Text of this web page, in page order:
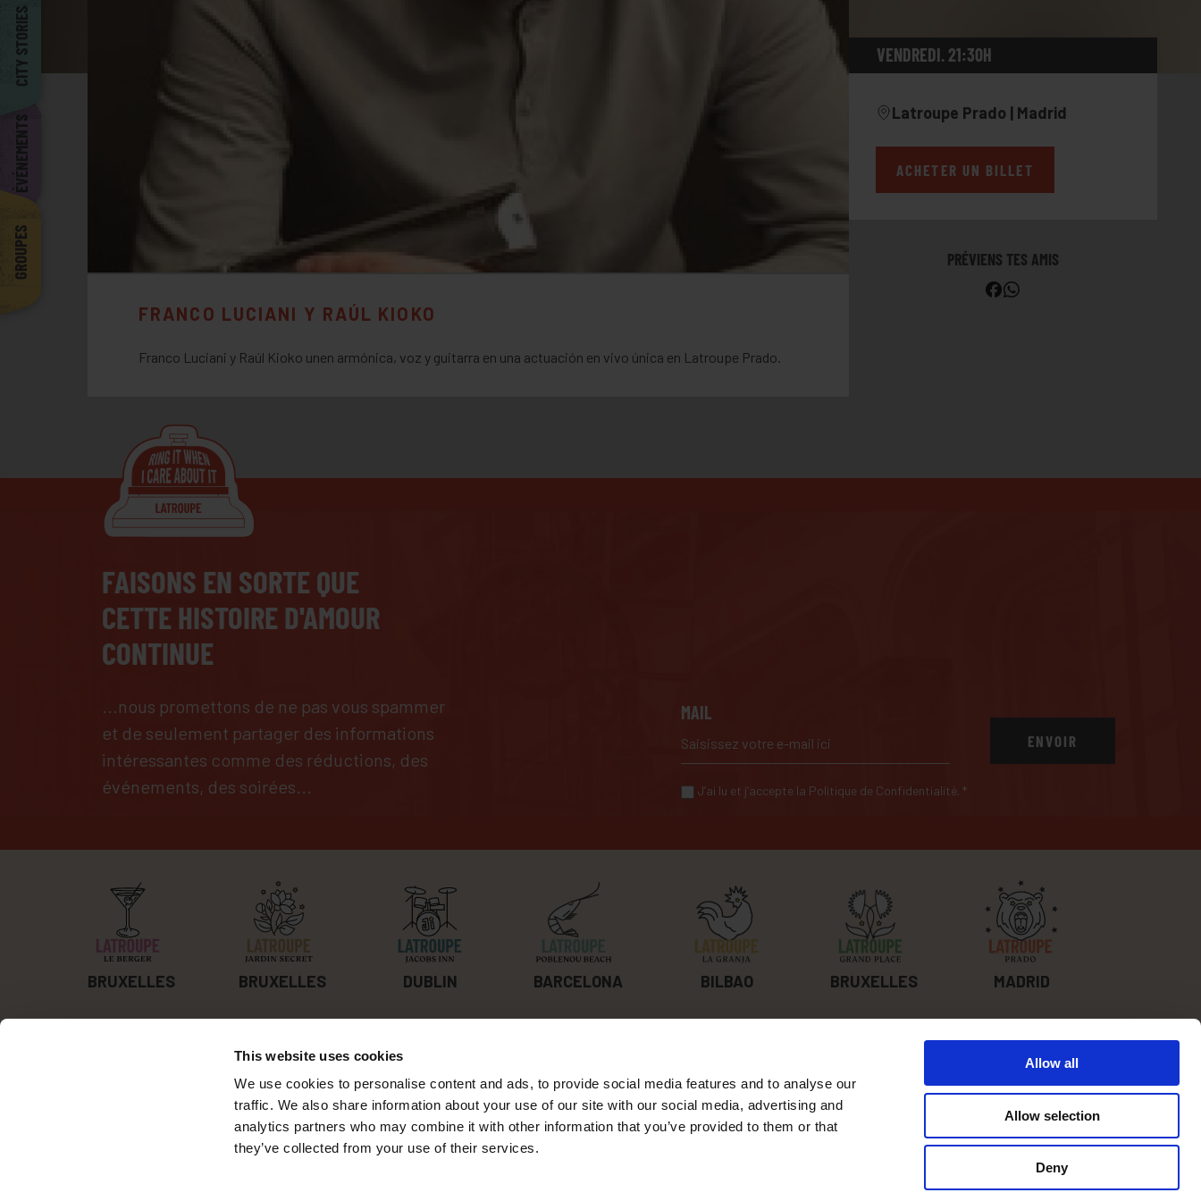
This website uses cookies
We use cookies to personalise content and ads, to provide social media features and to analyse our
traffic. We also share information about your use of our site with our social media, advertising and
analytics partners who may combine it with other information that you’ve provided to them or that
they’ve collected from your use of their services.
Allow all
Allow selection
Deny
CITY STORIES
ÉVÉNEMENTS
GROUPES
FRANCO LUCIANI Y RAÚL KIOKO
Franco Luciani y Raúl Kioko unen armónica, voz y guitarra en una actuación en vivo única en Latroupe Prado.
VENDREDI. 21:30H
Latroupe Prado | Madrid
ACHETER UN BILLET
PRÉVIENS TES AMIS
FAISONS EN SORTE QUE
CETTE HISTOIRE D'AMOUR
CONTINUE
...nous promettons de ne pas vous spammer
et de seulement partager des informations
intéressantes comme des réductions, des
événements, des soirées...
MAIL
ENVOIR
J’ai lu et j’accepte la Politique de Confidentialité. *
BRUXELLES BRUXELLES DUBLIN BARCELONA BILBAO BRUXELLES MADRID
Les Hostels-boutique de Latroupe en Europe sont
bien plus que les murs qui les soutiennent, ce sont
croisez. Visitez-nous et découvrez Latroupe.
TRAVAILLE AVEC NOUS
VALEURS
MANIFESTO
DURABILITÉ
CONTENT CREATORS
SUR LES